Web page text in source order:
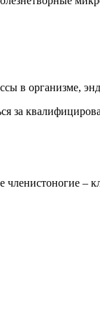
в организме,
за
членистоногие –